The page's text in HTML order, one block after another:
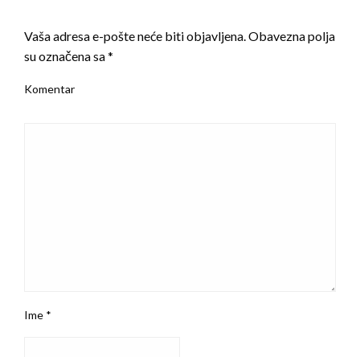
Vaša adresa e-pošte neće biti objavljena.Obavezna polja
su označena sa*
Komentar
Ime *